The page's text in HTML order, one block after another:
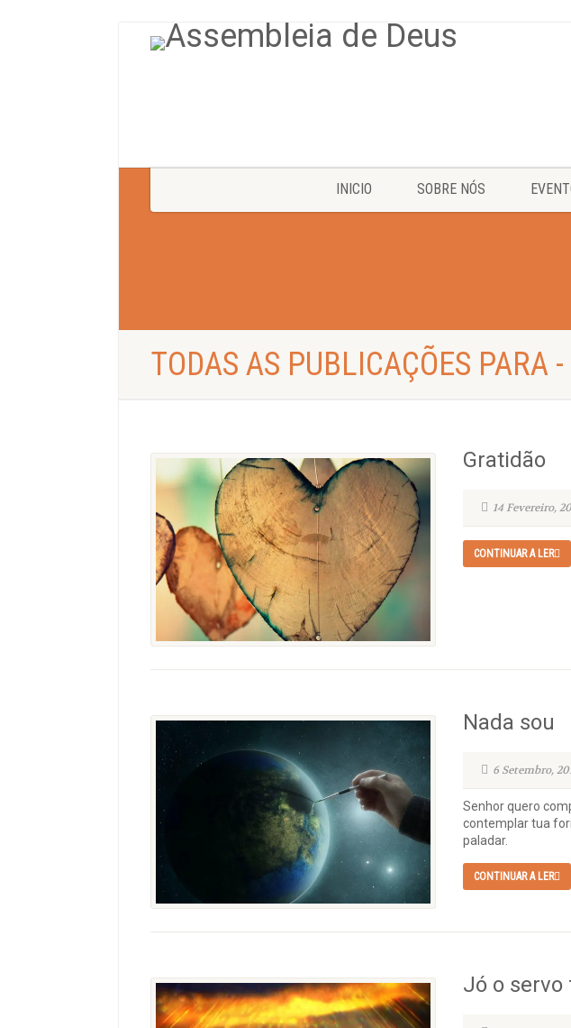
INICIO SOBRE NÓS
TODAS AS PUBLICAÇÕES PARA
Gratidão
14 Fevereiro,
CONTINUAR A LER
Nada sou
6 Setembro,
Senhor quero
contemplar tua
paladar.
CONTINUAR A LER
Jó o servo